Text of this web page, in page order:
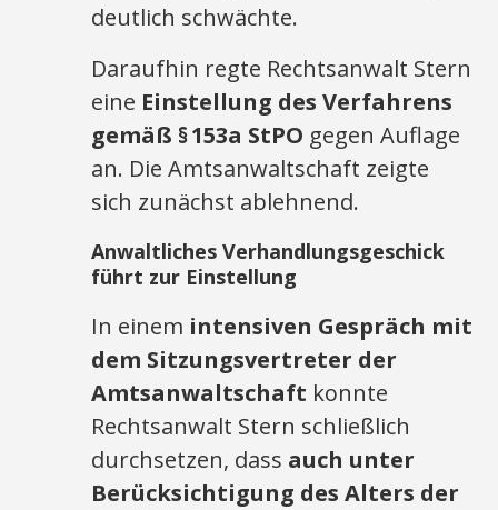
deutlich schwächte.
Daraufhin regte Rechtsanwalt Stern
eine Einstellung des Verfahrens
gemäß § 153a StPO gegen Auflage
an. Die Amtsanwaltschaft zeigte
sich zunächst ablehnend.
Anwaltliches Verhandlungsgeschick
führt zur Einstellung
In einem intensiven Gespräch mit
dem Sitzungsvertreter der
Amtsanwaltschaft konnte
Rechtsanwalt Stern schließlich
durchsetzen, dass auch unter
Berücksichtigung des Alters der